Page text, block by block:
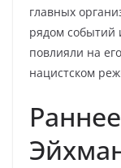
главных
рядом событий
повлияли на
нацистском